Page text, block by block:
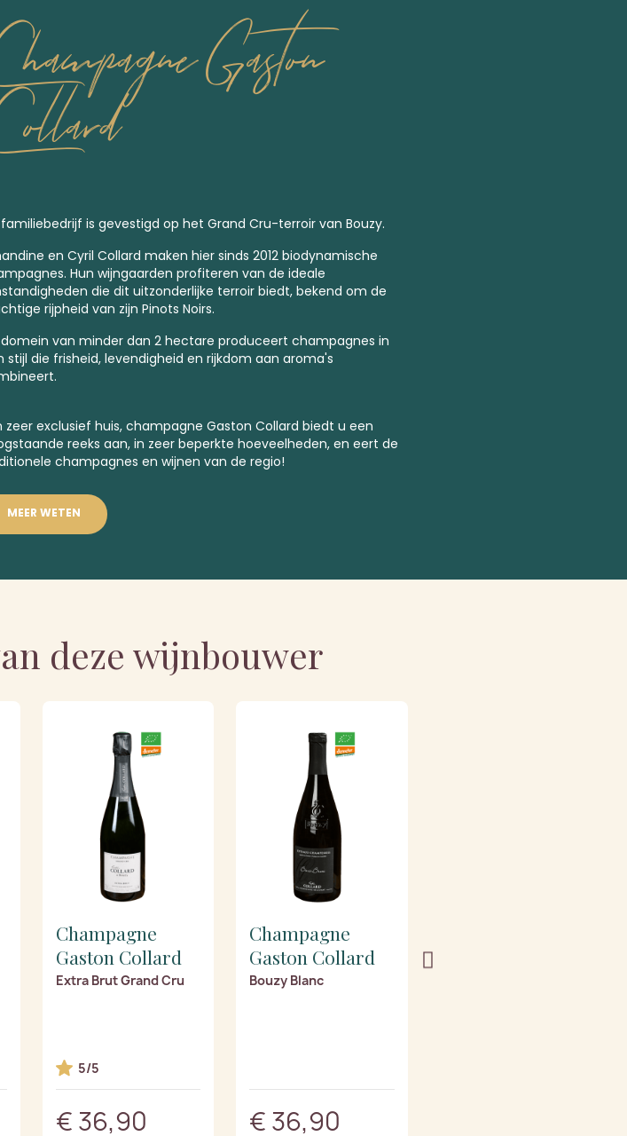
Gaston
is gevestigd op het Grand Cru-terroir van Bouzy.
en Cyril Collard maken hier sinds 2012 biodynamische
. Hun wijngaarden profiteren van de ideale
die dit uitzonderlijke terroir biedt, bekend om de
rijpheid van zijn Pinots Noirs.
van minder dan 2 hectare produceert champagnes in
stijl die frisheid, levendigheid en rijkdom aan aroma's
zeer exclusief huis, champagne Gaston Collard biedt u een
reeks aan, in zeer beperkte hoeveelheden, en eert de
champagnes en wijnen van de regio!
MEER WETEN
deze wijnbouwer
Champagne
Gaston Collard
Extra Brut Grand Cru
5/5
€ 36,90
Champagne
Gaston Collard
Bouzy Blanc
€ 36,90